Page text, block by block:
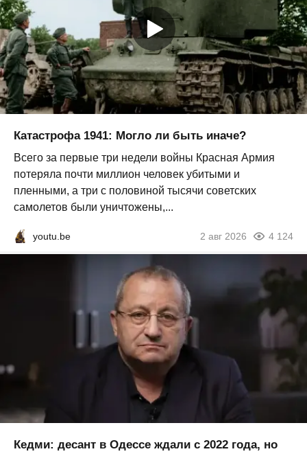
Катастрофа 1941: Могло ли быть иначе?
Всего за первые три недели войны Красная Армия
потеряла почти миллион человек убитыми и
пленными, а три с половиной тысячи советских
самолетов были уничтожены,...
youtu.be 2 авг 2026 4 124
Кедми: десант в Одессе ждали с 2022 года, но